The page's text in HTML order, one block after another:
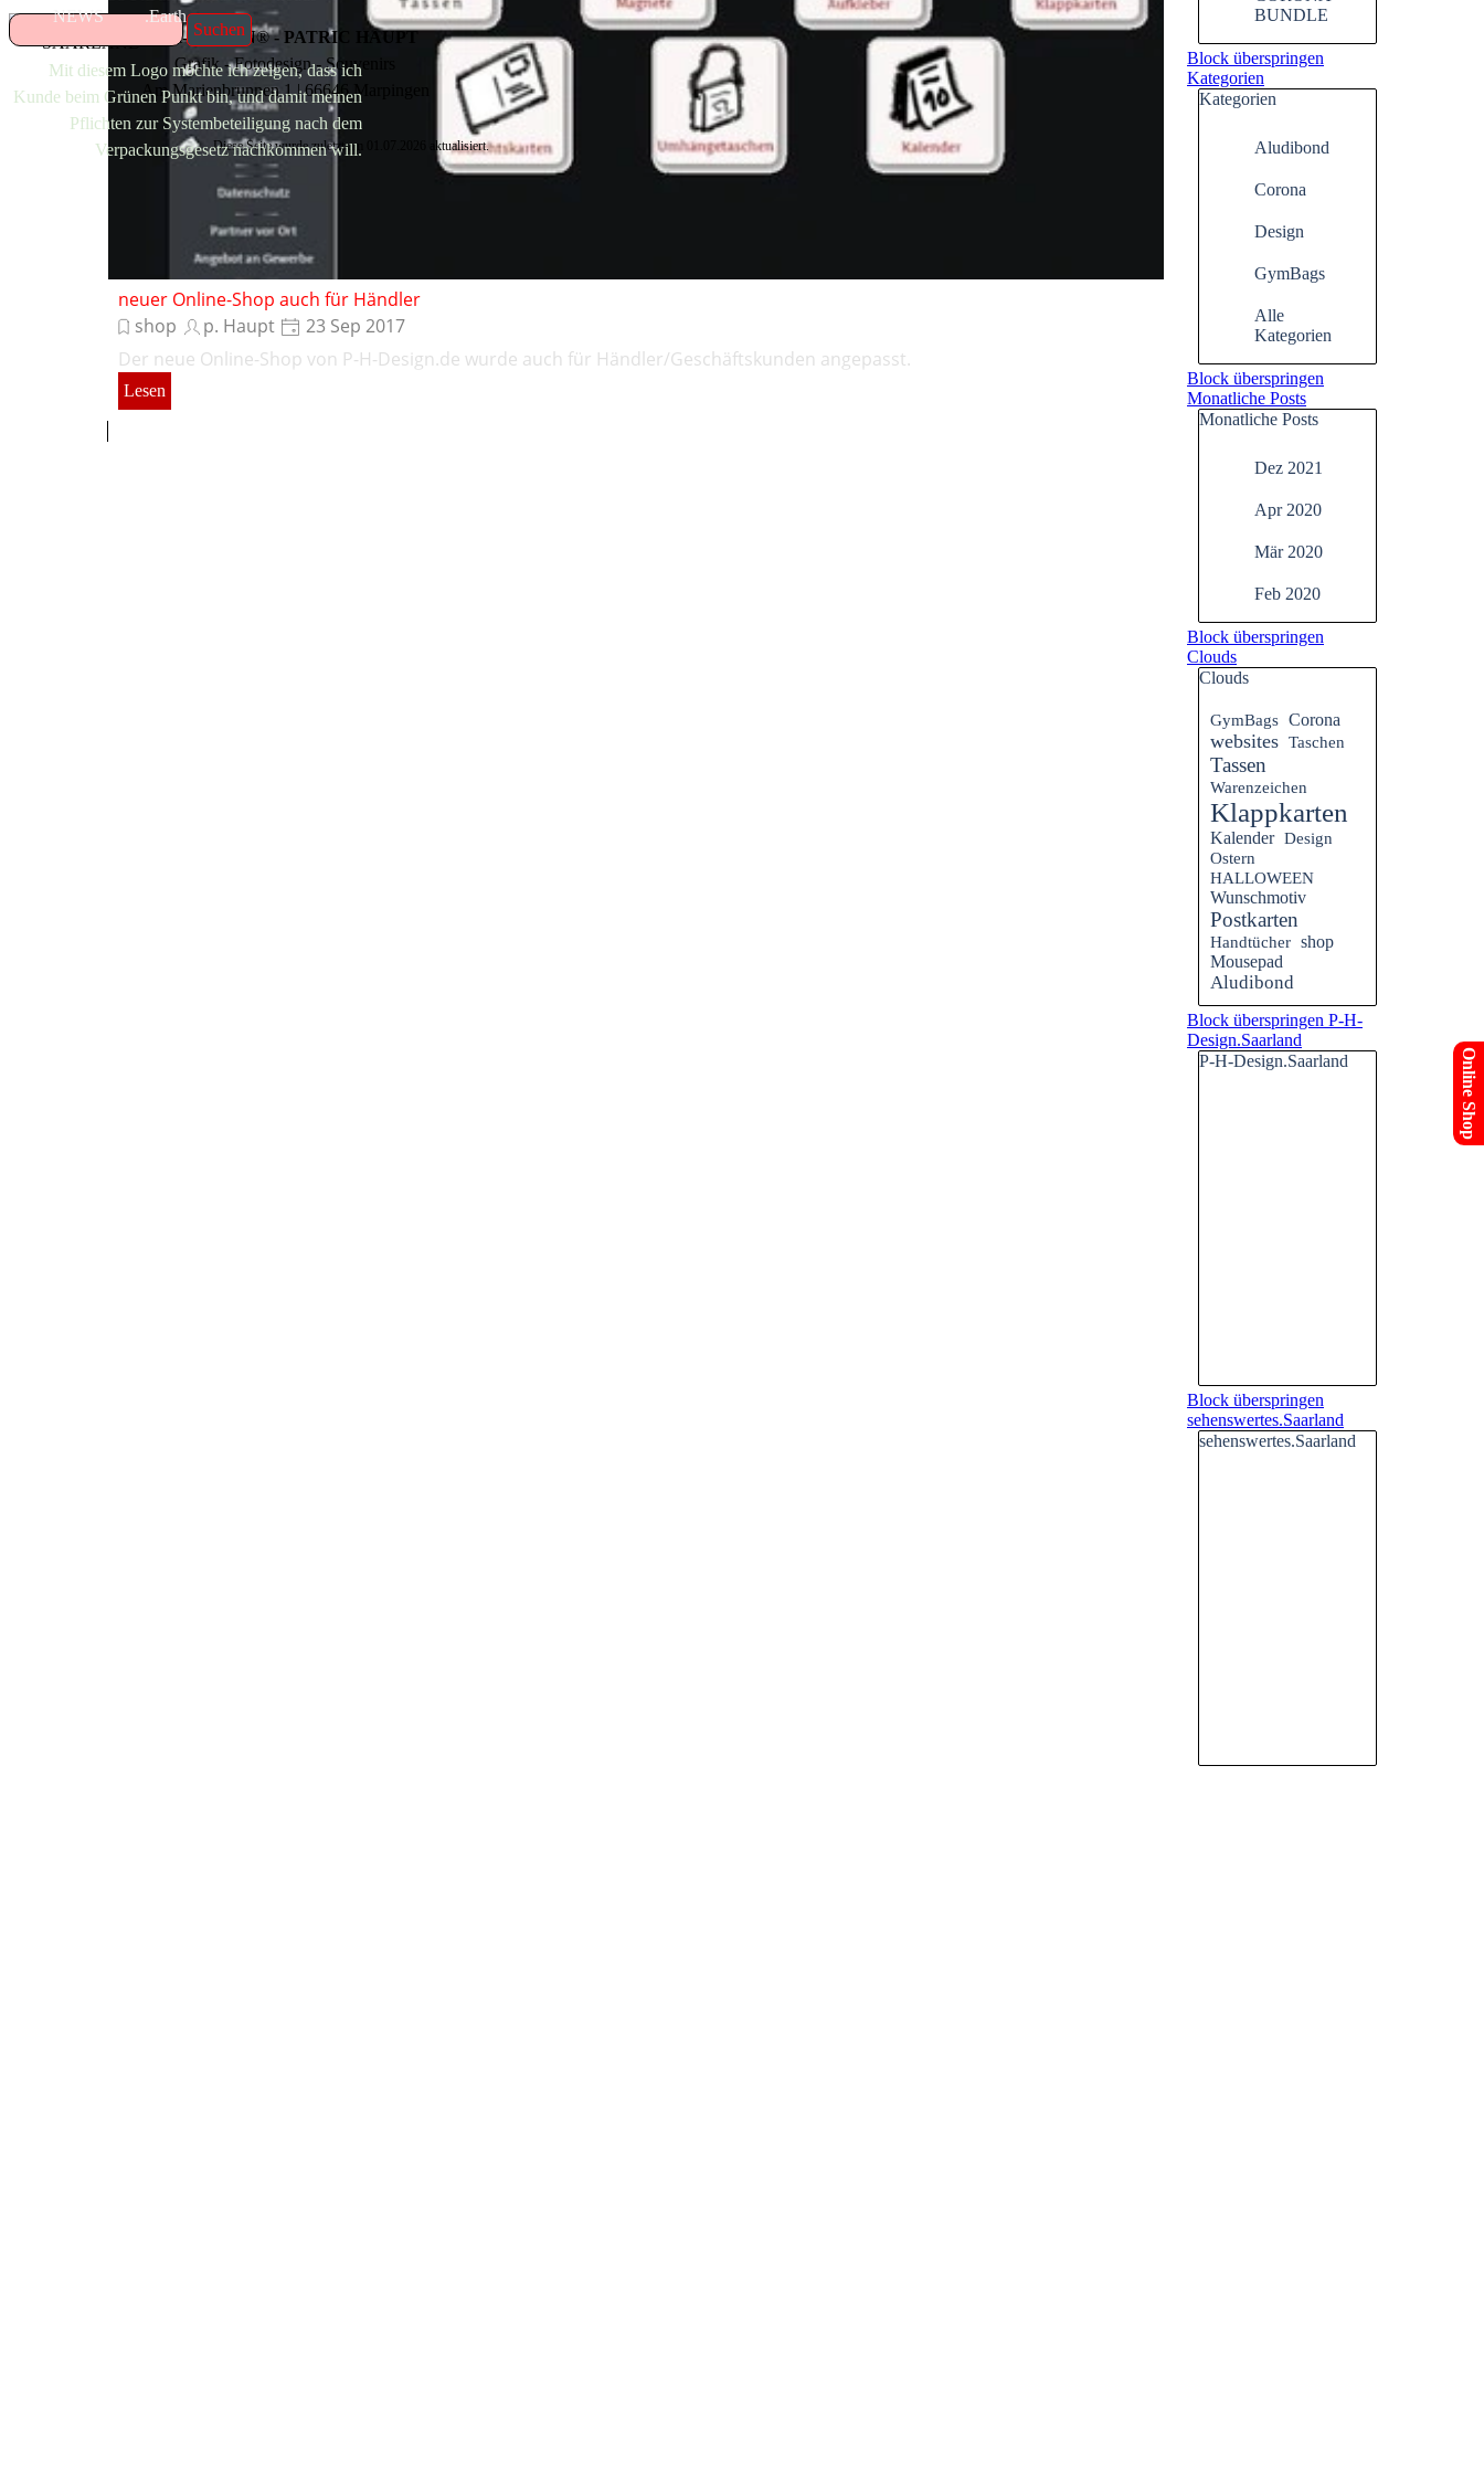
Online Shop
neuer Online-Shop auch für Händler
shop
p. Haupt
23 Sep 2017
Der neue Online-Shop von P-H-Design.de wurde auch für Händler/Geschäftskunden angepasst.
Lesen
BUNDLE
Block überspringen
Kategorien
Kategorien
Aludibond
Corona
Design
GymBags
Alle
Kategorien
Block überspringen
Monatliche Posts
Monatliche Posts
Dez 2021
Apr 2020
Mär 2020
Feb 2020
Block überspringen
Clouds
Clouds
GymBags Corona
websites Taschen
Tassen
Warenzeichen
Klappkarten
Kalender Design
Ostern
HALLOWEEN
Wunschmotiv
Postkarten
Handtücher shop
Mousepad
Aludibond
Block überspringen P-H-
Design.Saarland
P-H-Design.Saarland
Block überspringen
sehenswertes.Saarland
sehenswertes.Saarland
NEWS
.Earth
Suchen
P-H-DESIGN®- PATRIC HAUPT
Grafik - Fotodesign - Souvenirs
Am Marienbrunnen 1 | 66646 Marpingen
Mit diesem Logo möchte ich zeigen, dass ich
Kunde beim Grünen Punkt bin, und damit meinen
Pflichten zur Systembeteiligung nach dem
Verpackungsgesetz nachkommen will.
Diese Seite wurde zuletzt am aktualisiert.